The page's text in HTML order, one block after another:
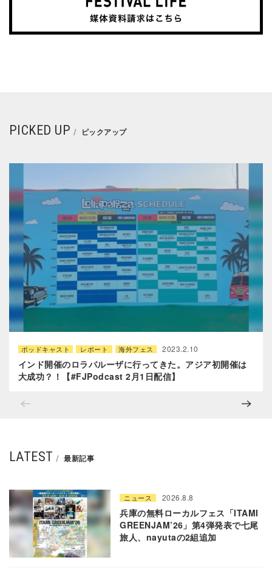
PICKED UP ピックアップ
ポッドキャスト レポート 海外フェス 2023.2.10
インド開催のロラパルーザに行ってきた。アジア初開催は
大成功？！【#FJPodcast 2月1日配信】
LATEST 最新記事
ニュース 2026.8.8
兵庫の無料ローカルフェス「ITAMI
GREENJAM’26」第4弾発表で七尾
旅人、nayutaの2組追加